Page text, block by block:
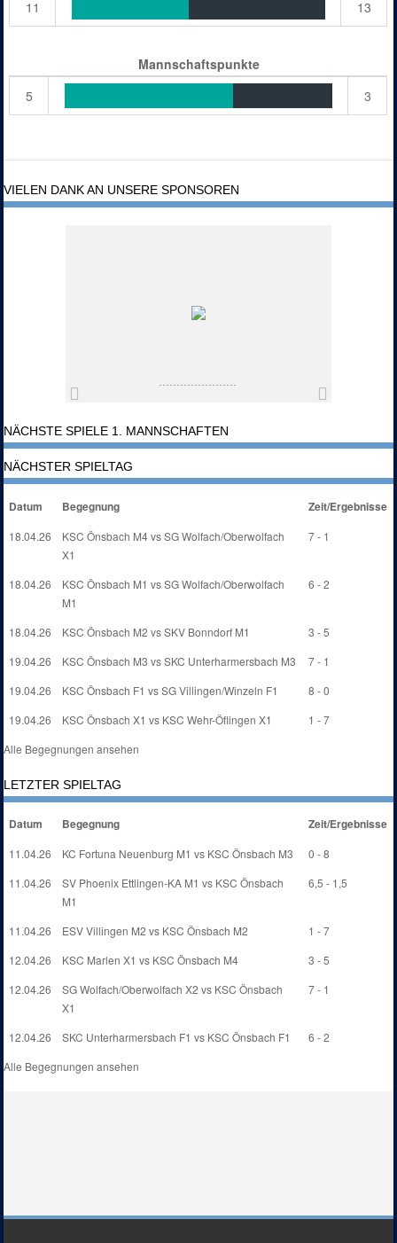
11 13
Mannschaftspunkte
5
3
VIELEN DANK AN UNSERE SPONSOREN
NÄCHSTE SPIELE 1. MANNSCHAFTEN
NÄCHSTER SPIELTAG
Datum Begegnung Zeit/Ergebnisse
18.04.26
KSC Önsbach M4 vs SG Wolfach/Oberwolfach
X1
7 - 1
18.04.26
KSC Önsbach M1 vs SG Wolfach/Oberwolfach
M1
6 - 2
18.04.26 KSC Önsbach M2 vs SKV Bonndorf M1
3 - 5
19.04.26
KSC Önsbach M3 vs SKC Unterharmersbach M3
7 - 1
19.04.26
KSC Önsbach F1 vs SG Villingen/Winzeln F1
8 - 0
19.04.26
KSC Önsbach X1 vs KSC Wehr-Öflingen X1
1 - 7
Alle Begegnungen ansehen
LETZTER SPIELTAG
Datum Begegnung Zeit/Ergebnisse
11.04.26 KC Fortuna Neuenburg M1 vs KSC Önsbach M3
0 - 8
11.04.26
SV Phoenix Ettlingen-KA M1 vs KSC Önsbach
M1
6,5 - 1,5
11.04.26 ESV Villingen M2 vs KSC Önsbach M2
1 - 7
12.04.26
KSC Marlen X1 vs KSC Önsbach M4
3 - 5
12.04.26
SG Wolfach/Oberwolfach X2 vs KSC Önsbach
X1
7 - 1
12.04.26 SKC Unterharmersbach F1 vs KSC Önsbach F1
6 - 2
Alle Begegnungen ansehen